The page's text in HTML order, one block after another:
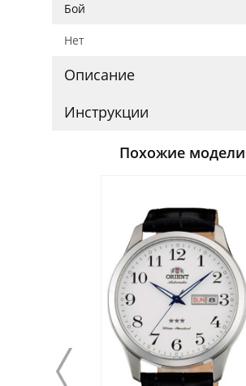
Бой
Нет
Описание
Инструкции
Похожие модели